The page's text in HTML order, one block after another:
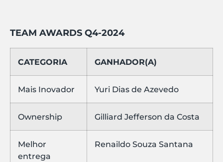
TEAM AWARDS Q4-2024
CATEGORIA GANHADOR(A)
Mais Inovador Yuri Dias de Azevedo
Ownership Gilliard Jefferson da Costa
Melhor
entrega
Renaildo Souza Santana